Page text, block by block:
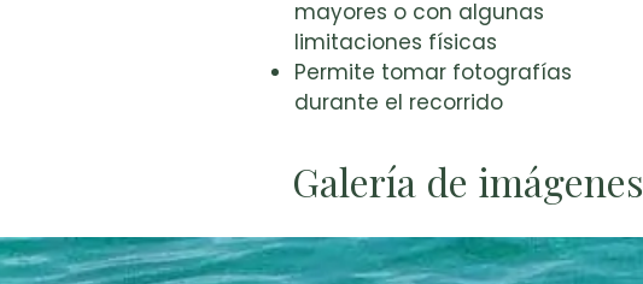
mayores o con algunas
limitaciones físicas
Permite tomar fotografías
durante el recorrido
Galería de imágenes